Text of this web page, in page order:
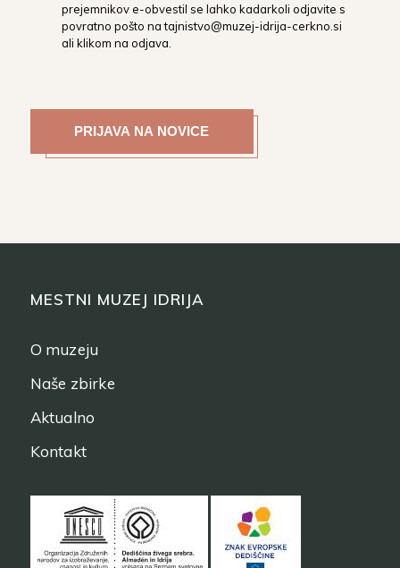
prejemnikov e-obvestil se lahko kadarkoli odjavite s
povratno pošto natajnistvo@muzej-idrija-cerkno.si
ali klikom na odjava.
MESTNI MUZEJ IDRIJA
O muzeju
Naše zbirke
Aktualno
Kontakt